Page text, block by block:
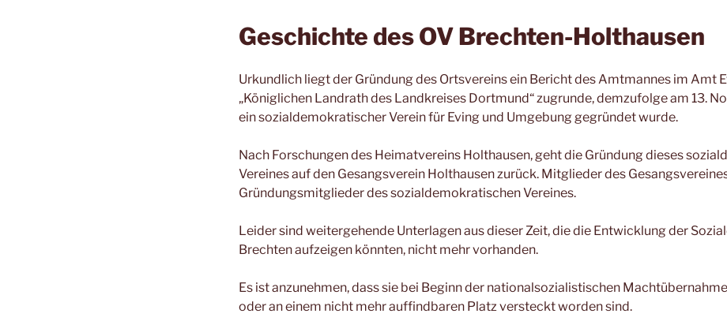
Geschichte des OV Brechten-Holthausen
Urkundlich liegt der Gründung des Ortsvereins ein Bericht des Amtmannes im Amt
„Königlichen Landrath des Landkreises Dortmund“ zugrunde, demzufolge am 13.
ein sozialdemokratischer Verein für Eving und Umgebung gegründet wurde.
Nach Forschungen des Heimatvereins Holthausen, geht die Gründung dieses
Vereines auf den Gesangsverein Holthausen zurück. Mitglieder des
Gründungsmitglieder des sozialdemokratischen Vereines.
Leider sind weitergehende Unterlagen aus dieser Zeit, die die Entwicklung der
Brechten aufzeigen könnten, nicht mehr vorhanden.
Es ist anzunehmen, dass sie bei Beginn der nationalsozialistischen
oder an einem nicht mehr auffindbaren Platz versteckt worden sind.